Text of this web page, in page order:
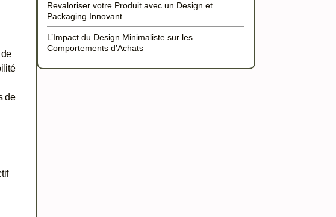
de
Revaloriser votre Produit avec un Design et
Packaging Innovant
L’Impact du Design Minimaliste sur les
Comportements d’Achats